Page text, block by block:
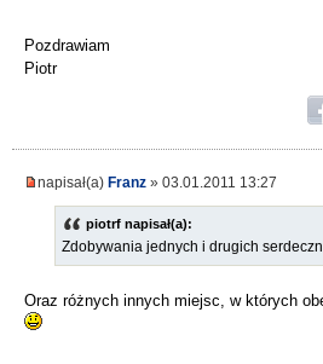
Pozdrawiam
Piotr
napisał(a) Franz » 03.01.2011 13:27
piotrf napisał(a):
Zdobywania jednych i drugich
Oraz różnych innych miejsc, w których